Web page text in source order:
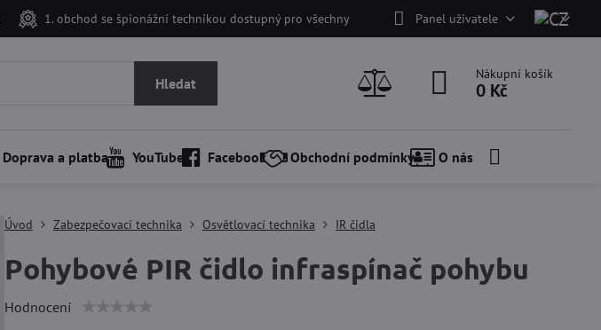
1. obchod se špionážní technikou dostupný pro všechny Panel uživatele
Hledat
Nákupní košík
0 Kč
Doprava a platba YouTube Facebook Obchodní podmínky O nás
Úvod Zabezpečovací technika Osvětlovací technika IR čidla
Pohybové PIR čidlo infraspínač pohybu
Hodnocení